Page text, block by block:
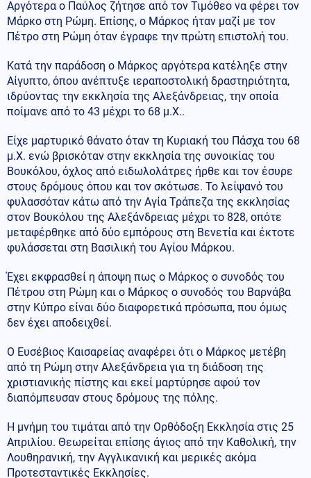
Αργότερα ο Παύλος ζήτησε από τον Τιμόθεο να φέρει τον
Μάρκο στη Ρώμη. Επίσης, ο Μάρκος ήταν μαζί με τον
Πέτρο στη Ρώμη όταν έγραφε την πρώτη επιστολή του.
Κατά την παράδοση ο Μάρκος αργότερα κατέληξε στην
Αίγυπτο, όπου ανέπτυξε ιεραποστολική δραστηριότητα,
ιδρύοντας την εκκλησία της Αλεξάνδρειας, την οποία
ποίμανε από το 43 μέχρι το 68 μ.Χ..
Είχε μαρτυρικό θάνατο όταν τη Κυριακή του Πάσχα του 68
μ.Χ. ενώ βρισκόταν στην εκκλησία της συνοικίας του
Βουκόλου, όχλος από ειδωλολάτρες ήρθε και τον έσυρε
στους δρόμους όπου και τον σκότωσε. Το λείψανό του
φυλασσόταν κάτω από την Αγία Τράπεζα της εκκλησίας
στον Βουκόλου της Αλεξάνδρειας μέχρι το 828, οπότε
μεταφέρθηκε από δύο εμπόρους στη Βενετία και έκτοτε
φυλάσσεται στη Βασιλική του Αγίου Μάρκου.
Έχει εκφρασθεί η άποψη πως ο Μάρκος ο συνοδός του
Πέτρου στη Ρώμη και ο Μάρκος ο συνοδός του Βαρνάβα
στην Κύπρο είναι δύο διαφορετικά πρόσωπα, που όμως
δεν έχει αποδειχθεί.
Ο Ευσέβιος Καισαρείας αναφέρει ότι ο Μάρκος μετέβη
από τη Ρώμη στην Αλεξάνδρεια για τη διάδοση της
χριστιανικής πίστης και εκεί μαρτύρησε αφού τον
διαπόμπευσαν στους δρόμους της πόλης.
Η μνήμη του τιμάται από την Ορθόδοξη Εκκλησία στις 25
Απριλίου. Θεωρείται επίσης άγιος από την Καθολική, την
Λουθηρανική, την Αγγλικανική και μερικές ακόμα
Προτεσταντικές Εκκλησίες.